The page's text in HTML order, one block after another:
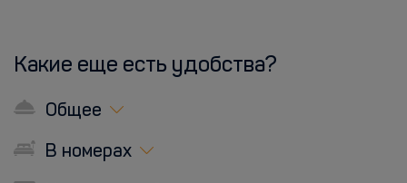
Какие еще есть удобства?
Общее
В номерах